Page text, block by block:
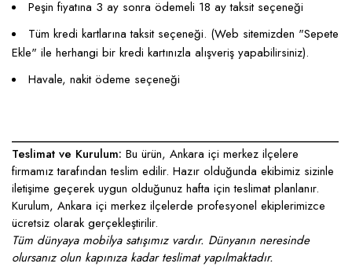
Peşin fiyatına 3 ay sonra ödemeli 18 ay taksit seçeneği
Tüm kredi kartlarına taksit seçeneği. (Web sitemizden "Sepete
Ekle" ile herhangi bir kredi kartınızla alışveriş yapabilirsiniz).
Havale, nakit ödeme seçeneği
____________________________________________________
Teslimat ve Kurulum: Bu ürün, Ankara içi merkez ilçelere
firmamız tarafından teslim edilir. Hazır olduğunda ekibimiz sizinle
iletişime geçerek uygun olduğunuz hafta için teslimat planlanır.
Kurulum, Ankara içi merkez ilçelerde profesyonel ekiplerimizce
ücretsiz olarak gerçekleştirilir.
Tüm dünyaya mobilya satışımız vardır. Dünyanın neresinde
olursanız olun kapınıza kadar teslimat yapılmaktadır.